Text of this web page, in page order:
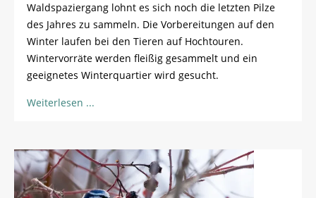
Waldspaziergang lohnt es sich noch die letzten Pilze
des Jahres zu sammeln. Die Vorbereitungen auf den
Winter laufen bei den Tieren auf Hochtouren.
Wintervorräte werden fleißig gesammelt und ein
geeignetes Winterquartier wird gesucht.
Weiterlesen